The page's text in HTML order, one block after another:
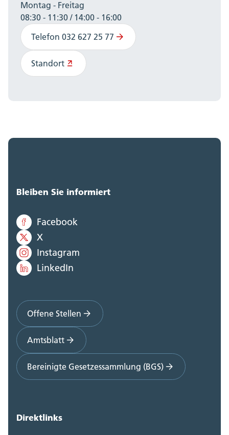
Montag - Freitag
08:30 - 11:30 / 14:00 - 16:00
Telefon 032 627 25 77
Standort
Bleiben Sie informiert
Facebook
X
Instagram
LinkedIn
Offene Stellen
Amtsblatt
Bereinigte Gesetzessammlung (BGS)
Direktlinks